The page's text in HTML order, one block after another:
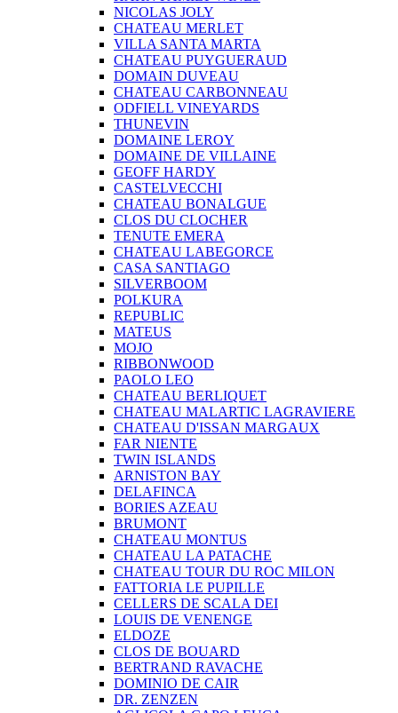
NICOLAS JOLY
CHATEAU MERLET
VILLA SANTA MARTA
CHATEAU PUYGUERAUD
DOMAIN DUVEAU
CHATEAU CARBONNEAU
ODFIELL VINEYARDS
THUNEVIN
DOMAINE LEROY
DOMAINE DE VILLAINE
GEOFF HARDY
CASTELVECCHI
CHATEAU BONALGUE
CLOS DU CLOCHER
TENUTE EMERA
CHATEAU LABEGORCE
CASA SANTIAGO
SILVERBOOM
POLKURA
REPUBLIC
MATEUS
MOJO
RIBBONWOOD
PAOLO LEO
CHATEAU BERLIQUET
CHATEAU MALARTIC LAGRAVIERE
CHATEAU D'ISSAN MARGAUX
FAR NIENTE
TWIN ISLANDS
ARNISTON BAY
DELAFINCA
BORIES AZEAU
BRUMONT
CHATEAU MONTUS
CHATEAU LA PATACHE
CHATEAU TOUR DU ROC MILON
FATTORIA LE PUPILLE
CELLERS DE SCALA DEI
LOUIS DE VENENGE
ELDOZE
CLOS DE BOUARD
BERTRAND RAVACHE
DOMINIO DE CAIR
DR. ZENZEN